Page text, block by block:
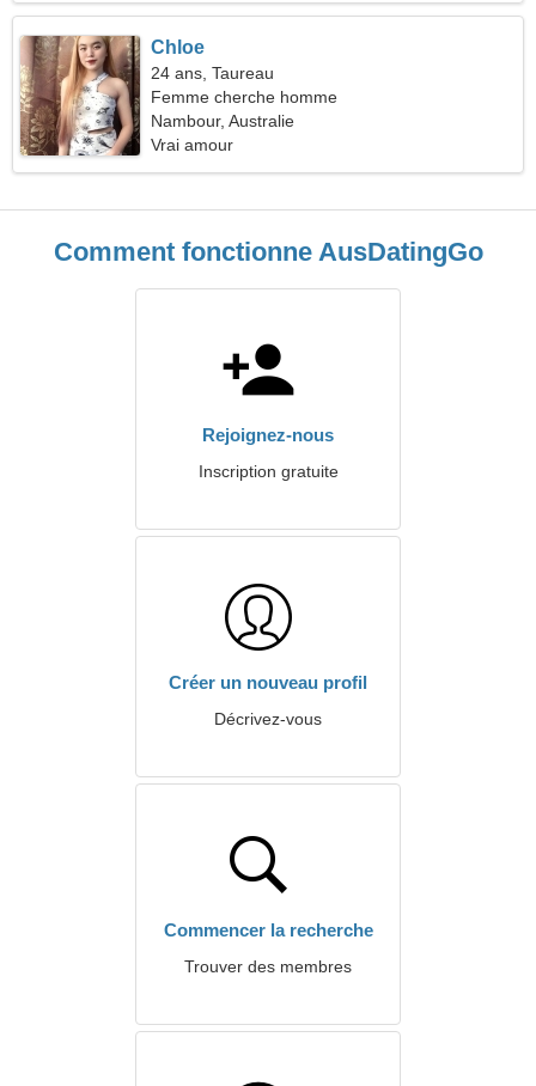
Chloe
24 ans, Taureau
Femme cherche homme
Nambour, Australie
Vrai amour
Comment fonctionne AusDatingGo
Rejoignez-nous
Inscription gratuite
Créer un nouveau profil
Décrivez-vous
Commencer la recherche
Trouver des membres